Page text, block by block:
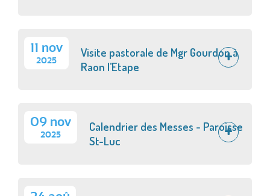
11 nov
2025
Visite pastorale de Mgr Gourdon à
Raon l’Etape
09 nov
2025
Calendrier des Messes - Paroisse
St-Luc